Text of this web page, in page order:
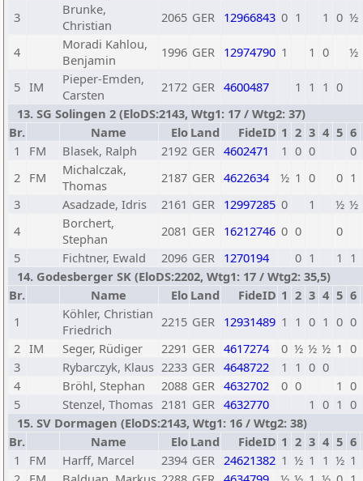
3
Brunke,
Christian
2065 GER 12966843 0 1 1 0 ½
4
Moradi Kahlou,
Benjamin
1996 GER 12974790 1 1 0 ½
5 IM
Pieper-Emden,
Carsten
2172 GER 4600487 1 1 1 0
13. SG Solingen 2 (EloDS:2143, Wtg1: 17 / Wtg2: 37)
Br.
Name Elo Land FideID 1 2 3 4 5 6
1
FM Blasek, Ralph 2192 GER 4602471 1 0 0
0
2 FM
Michalczak,
Thomas
2187 GER 4622634 ½ 1 0 0 1
3
Asadzade, Idris 2161 GER 12997285 0 1 ½ ½
4
Borchert,
Stephan
2081 GER 16212746 0 0
0
5
Fichtner, Ewald 2096 GER 1270194 0 1 1 1
14. Godesberger SK (EloDS:2202, Wtg1: 17 / Wtg2: 35,5)
Br.
Name Elo Land FideID 1 2 3 4 5 6
1
Köhler, Christian
Friedrich
2215 GER 12931489 1 1 0 1 0 0
2 IM Seger, Rüdiger 2291 GER 4617274 0 ½ ½ ½ 1 0
3
Rybarczyk, Klaus 2233 GER 4648722 1 1 0 0
4
Bröhl, Stephan 2088 GER 4632702 0 0 1 0
5
Stenzel, Thomas 2181 GER 4632770 1 0 1 0
15. SV Dormagen (EloDS:2143, Wtg1: 16 / Wtg2: 38)
Br.
Name Elo Land FideID 1 2 3 4 5 6
1
FM Harff, Marcel 2394 GER 24621382 1 ½ 1 1 ½ 1